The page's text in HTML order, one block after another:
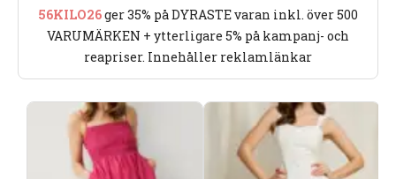
56KILO26ger 35% på DYRASTE varan inkl. över 500
VARUMÄRKEN + ytterligare 5% på kampanj- och
reapriser. Innehåller reklamlänkar